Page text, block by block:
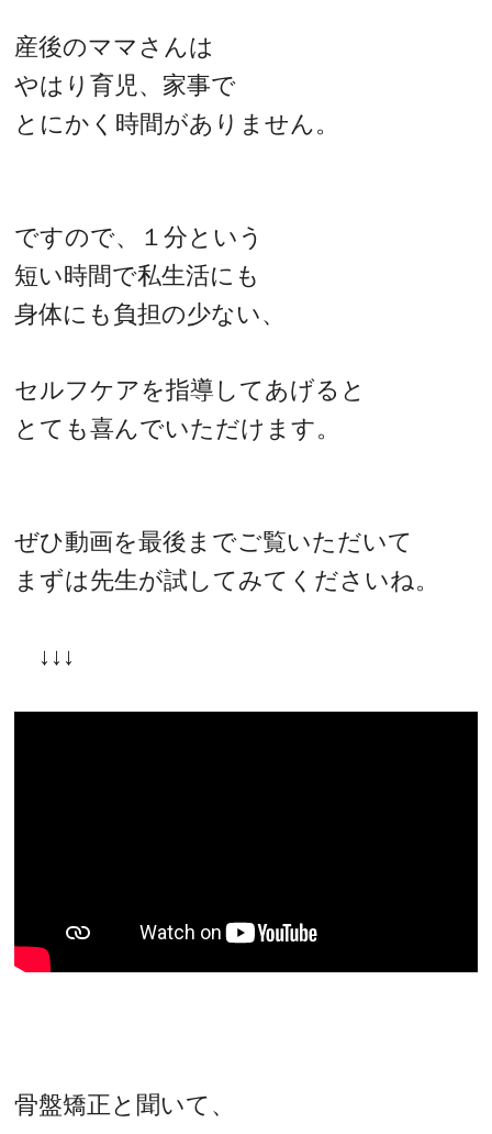
産後のママさんは
やはり育児、家事で
とにかく時間がありません。
ですので、１分という
短い時間で私生活にも
身体にも負担の少ない、
セルフケアを指導してあげると
とても喜んでいただけます。
ぜひ動画を最後までご覧いただいて
まずは先生が試してみてくださいね。
↓↓↓
骨盤矯正と聞いて、